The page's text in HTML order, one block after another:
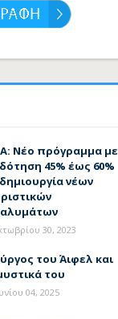
Νέο πρόγραμμα με
45% έως 60%
νέων
30, 2023
του Άιφελ και
του
04, 2025